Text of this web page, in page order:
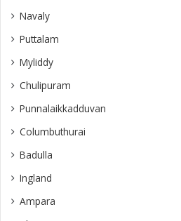
Navaly
Puttalam
Myliddy
Chulipuram
Punnalaikkadduvan
Columbuthurai
Badulla
Ingland
Ampara